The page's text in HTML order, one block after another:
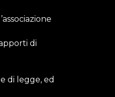
di
di legge, ed